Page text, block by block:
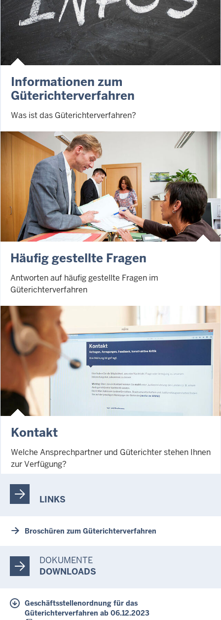
Informationen zum
Güterichterverfahren
Was ist das Güterichterverfahren?
Häufig gestellte Fragen
Antworten auf häufig gestellte Fragen im
Güterichterverfahren
Kontakt
Welche Ansprechpartner und Güterichter stehen Ihnen
zur Verfügung?
LINKS
Broschüren zum Güterichterverfahren
DOKUMENTE
DOWNLOADS
Geschäftsstellenordnung für das
Güterichterverfahren ab 06.12.2023